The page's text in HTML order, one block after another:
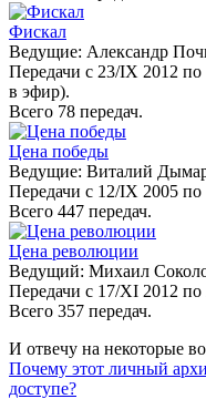
Фискал
Ведущие: Александр
Передачи с 23/IX 2012
в эфир).
Всего 78 передач.
Цена победы
Ведущие: Виталий
Передачи с 12/IX 2005
Всего 447 передач.
Цена революции
Ведущий: Михаил
Передачи с 17/XI 2012
Всего 357 передач.
И отвечу на некоторые
Почему этот личный
доступе?